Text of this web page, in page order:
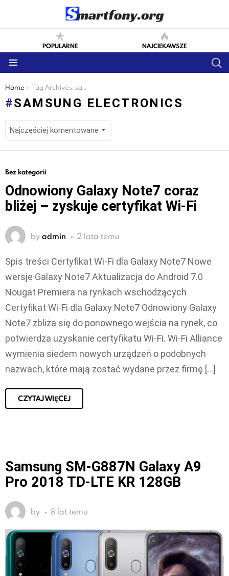
POPULARNE NAJCIEKAWSZE
You are here:
Home Tag Archives: samsung electronics
SAMSUNG ELECTRONICS
LATEST
Bez kategorii
Odnowiony Galaxy Note7 coraz
bliżej – zyskuje certyfikat Wi-Fi
by admin 2 lata temu
Spis treści Certyfikat Wi-Fi dla Galaxy Note7 Nowe
wersje Galaxy Note7 Aktualizacja do Android 7.0
Nougat Premiera na rynkach wschodzących
Certyfikat Wi-Fi dla Galaxy Note7 Odnowiony Galaxy
Note7 zbliża się do ponownego wejścia na rynek, co
potwierdza uzyskanie certyfikatu Wi-Fi. Wi-Fi Alliance
wymienia siedem nowych urządzeń o podobnych
nazwach, które mają zostać wydane przez firmę […]
CZYTAJ WIĘCEJ
Samsung SM-G887N Galaxy A9
Pro 2018 TD-LTE KR 128GB
by 8 lat temu